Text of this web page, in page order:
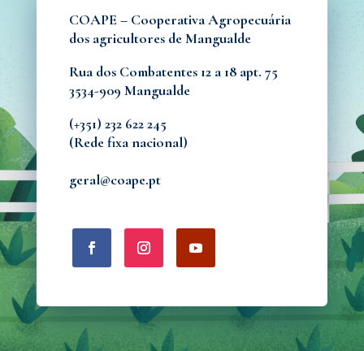
COAPE – Cooperativa Agropecuária
dos agricultores de Mangualde
Rua dos Combatentes 12 a 18 apt. 75
3534-909 Mangualde
(+351) 232 622 245
(Rede fixa nacional)
geral@coape.pt